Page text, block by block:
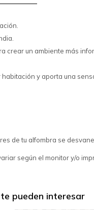
crear un ambiente más
y aporta una
de tu alfombra se
según el monitor y/o
pueden interesar